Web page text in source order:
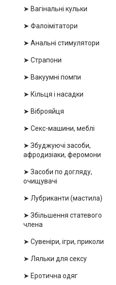
➤ Вагінальні кульки
➤ Фалоімітатори
➤ Анальні стимулятори
➤ Страпони
➤ Вакуумні помпи
➤ Кільця і насадки
➤ Віброяйця
➤ Секс-машини, меблі
➤ Збуджуючі засоби,
афродизіаки, феромони
➤ Засоби по догляду,
очищувачі
➤ Лубриканти (мастила)
➤ Збільшення статевого
члена
➤ Сувеніри, ігри, приколи
➤ Ляльки для сексу
➤ Еротична одяг